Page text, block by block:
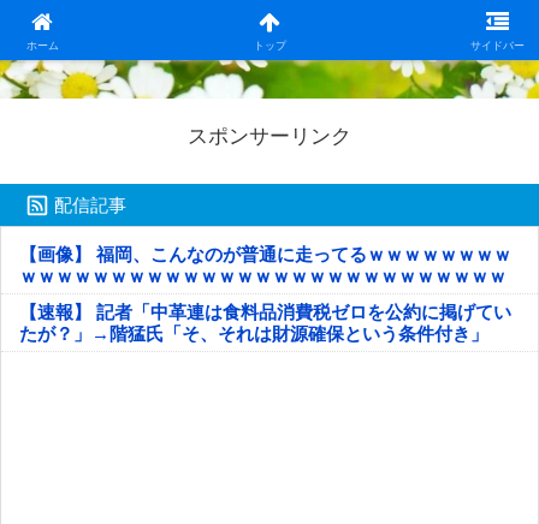
ホーム トップ サイドバー
日本第一！ニュース録
スポンサーリンク
配信記事
【画像】 福岡、こんなのが普通に走ってるｗｗｗｗｗｗｗｗ
ｗｗｗｗｗｗｗｗｗｗｗｗｗｗｗｗｗｗｗｗｗｗｗｗｗｗｗ
ｗｗｗｗｗ
【速報】 記者「中革連は食料品消費税ゼロを公約に掲げてい
たが？」→階猛氏「そ、それは財源確保という条件付き」